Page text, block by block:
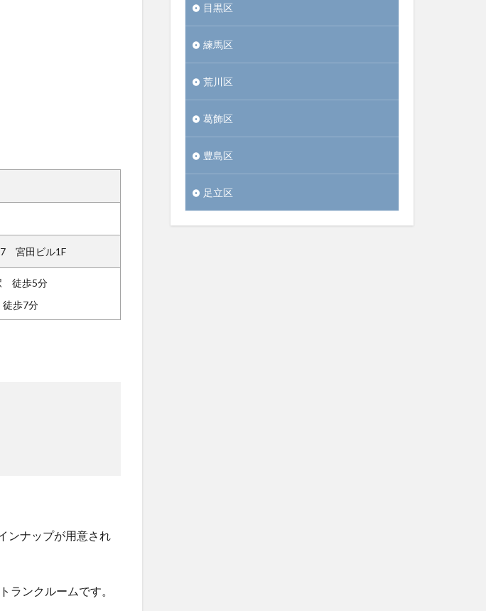
宮田ビル1F
徒歩5分
歩7分
ンナップが用意され
ランクルームです。
目黒区
練馬区
荒川区
葛飾区
豊島区
足立区